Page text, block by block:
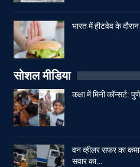
भारत में हीटवेव के
सोशल मीडिया
कक्षा में मिनी कॉन्सर्ट:
वन व्हीलर सफर का
सवार का…